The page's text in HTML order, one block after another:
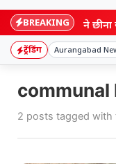
BREAKING
Bihar: बाढ़ ने छीना
ट्रेंडिंग Aurangabad
communal
2 posts tagged with